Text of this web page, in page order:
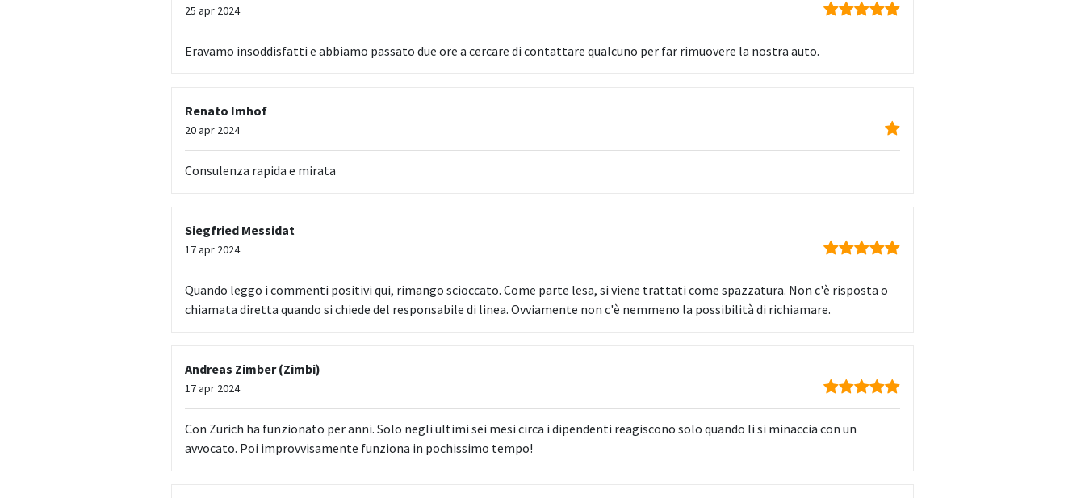
25 apr 2024
Eravamo insoddisfatti e abbiamo passato due ore a cercare di contattare qualcuno per far rimuovere la nostra auto.
Renato Imhof
20 apr 2024
Consulenza rapida e mirata
Siegfried Messidat
17 apr 2024
Quando leggo i commenti positivi qui, rimango scioccato. Come parte lesa, si viene trattati come spazzatura. Non c'è risposta o
chiamata diretta quando si chiede del responsabile di linea. Ovviamente non c'è nemmeno la possibilità di richiamare.
Andreas Zimber (Zimbi)
17 apr 2024
Con Zurich ha funzionato per anni. Solo negli ultimi sei mesi circa i dipendenti reagiscono solo quando li si minaccia con un
avvocato. Poi improvvisamente funziona in pochissimo tempo!